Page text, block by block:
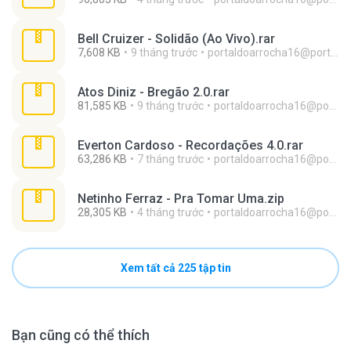
Bell Cruizer - Solidão (Ao Vivo).rar
7,608 KB 9 tháng trước portaldoarrocha16@portaldoarrocha.com.br
Atos Diniz - Bregão 2.0.rar
81,585 KB 9 tháng trước portaldoarrocha16@portaldoarrocha.com.br
Everton Cardoso - Recordações 4.0.rar
63,286 KB 7 tháng trước portaldoarrocha16@portaldoarrocha.com.br
Netinho Ferraz - Pra Tomar Uma.zip
28,305 KB 4 tháng trước portaldoarrocha16@portaldoarrocha.com.br
Xem tất cả 225 tập tin
Bạn cũng có thể thích